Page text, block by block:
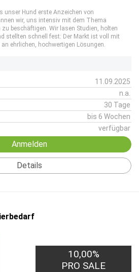
unser Hund erste Anzeichen von
wir, uns intensiv mit dem Thema
zu beschäftigen. Wir lasen Studien, holten
stellten schnell fest: Der Markt ist voll mit
an ehrlichen, hochwertigen Lösungen.
11.09.2025
n.a.
30 Tage
bis 6 Wochen
verfügbar
Anmelden
Details
10,00%
PRO SALE